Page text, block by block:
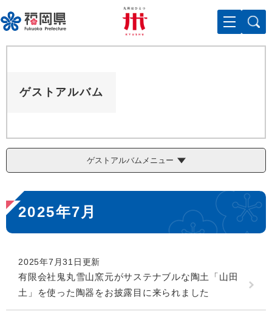
ー
ジ
の
メニューを飛ばして本文へ
ゲストアルバム
ゲストアルバムメニュー
本
文
2025年7月
2025年7月31日更新
有限会社鬼丸雪山窯元がサステナブルな陶土「山田
土」を使った陶器をお披露目に来られました